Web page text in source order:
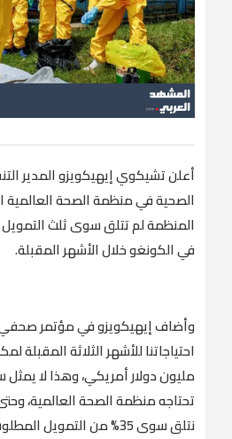
أعلن تشيكوي إيهيكويزو المدير
الصحية في منظمة الصحة العالمية
المنظمة لم تتلق سوى ثلث التمويل
في الكونغو خلال الأشهر المقبلة.
وأضاف إيهيكويزو في مؤتمر صحفي
مليون دولار أمريكي، وهذا لا
تحتاجه منظمة الصحة العالمية،
نتلق سوى 35% من التمويل المطلوب".